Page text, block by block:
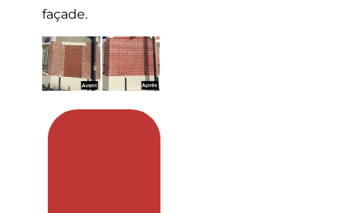
façade.